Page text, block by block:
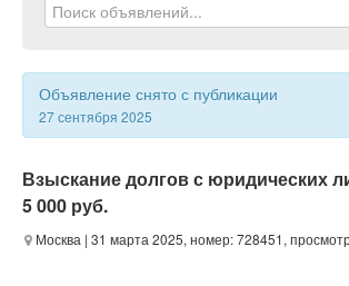
Услуги
Статьи
Объявление снято с публикации
27 сентября 2025
Взыскание долгов с юридических
5 000 руб.
Москва | 31 марта 2025, номер: 728451,